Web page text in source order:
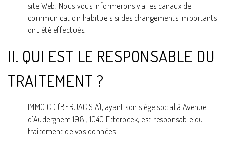
site Web. Nous vous informerons via les canaux de
communication habituels si des changements importants
ont été effectués.
II. QUI EST LE RESPONSABLE DU
TRAITEMENT ?
IMMO CD (BERJAC S.A), ayant son siège social à Avenue
d'Auderghem 198 , 1040 Etterbeek, est responsable du
traitement de vos données.